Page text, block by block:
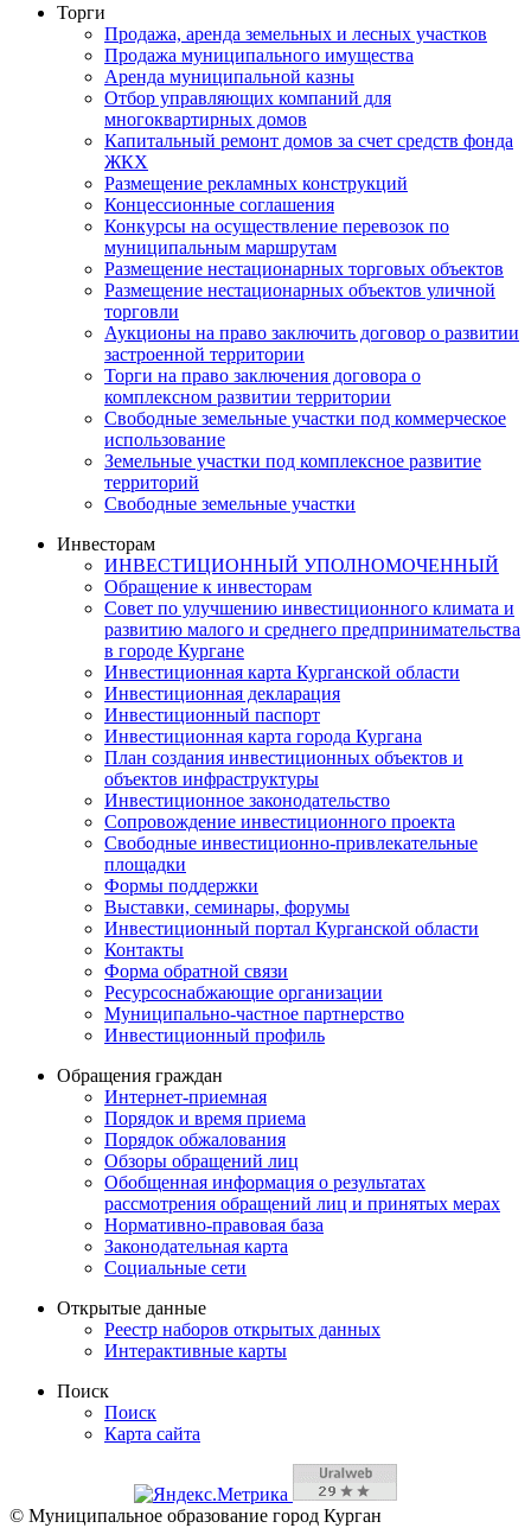
Торги
Продажа, аренда земельных и лесных участков
Продажа муниципального имущества
Аренда муниципальной казны
Отбор управляющих компаний для
многоквартирных домов
Капитальный ремонт домов за счет средств фонда
ЖКХ
Размещение рекламных конструкций
Концессионные соглашения
Конкурсы на осуществление перевозок по
муниципальным маршрутам
Размещение нестационарных торговых объектов
Размещение нестационарных объектов уличной
торговли
Аукционы на право заключить договор о развитии
застроенной территории
Торги на право заключения договора о
комплексном развитии территории
Свободные земельные участки под коммерческое
использование
Земельные участки под комплексное развитие
территорий
Свободные земельные участки
Инвесторам
ИНВЕСТИЦИОННЫЙ УПОЛНОМОЧЕННЫЙ
Обращение к инвесторам
Совет по улучшению инвестиционного климата и
развитию малого и среднего предпринимательства
в городе Кургане
Инвестиционная карта Курганской области
Инвестиционная декларация
Инвестиционный паспорт
Инвестиционная карта города Кургана
План создания инвестиционных объектов и
объектов инфраструктуры
Инвестиционное законодательство
Сопровождение инвестиционного проекта
Свободные инвестиционно-привлекательные
площадки
Формы поддержки
Выставки, семинары, форумы
Инвестиционный портал Курганской области
Контакты
Форма обратной связи
Ресурсоснабжающие организации
Муниципально-частное партнерство
Инвестиционный профиль
Обращения граждан
Интернет-приемная
Порядок и время приема
Порядок обжалования
Обзоры обращений лиц
Обобщенная информация о результатах
рассмотрения обращений лиц и принятых мерах
Нормативно-правовая база
Законодательная карта
Социальные сети
Открытые данные
Реестр наборов открытых данных
Интерактивные карты
Поиск
Поиск
Карта сайта
© Муниципальное образование город Курган